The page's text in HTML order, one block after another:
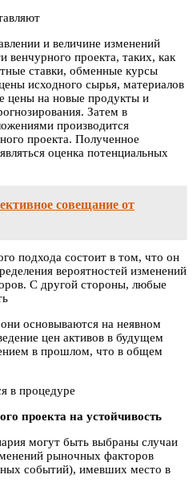
и величине изменений
проекта, таких, как
ставки, обменные курсы
исходного сырья, материалов
цены на новые продукты и
Затем в
производится
проекта. Полученное
оценка потенциальных
совещание от
подхода состоит в том, что он
вероятностей изменений
С другой стороны, любые
основываются на неявном
цен активов в будущем
в прошлом, что в общем
в процедуре
проекта на устойчивость
могут быть выбраны случаи
рыночных факторов
событий), имевших место в